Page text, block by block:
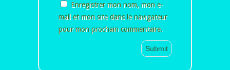
Enregistrer mon nom, mon e-
mail et mon site dans le navigateur
pour mon prochain commentaire.